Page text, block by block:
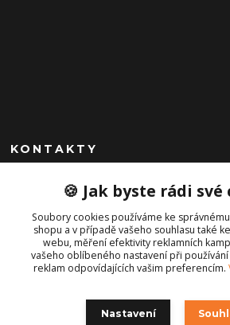
KONTAKTY
+420 792 757 523
obchod@cajkservis.cz
🍪 Jak byste rádi své
Soubory cookies používáme ke
shopu a v případě vašeho souhlasu také
webu, měření efektivity reklamních
vašeho oblíbeného nastavení při
reklam odpovídajících vašim preferencím.
Nastavení